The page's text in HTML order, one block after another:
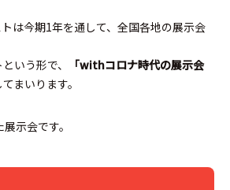
は今期1年を通して、全国各地の展示会
いう形で、
「withコロナ時代の展示会
まいります。
示会です。